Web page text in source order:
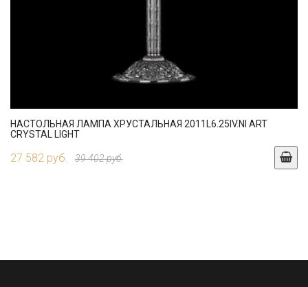
НАСТОЛЬНАЯ ЛАМПА ХРУСТАЛЬНАЯ 2011L6.25IV.NI ART
CRYSTAL LIGHT
27 582 руб. 39 402 руб.